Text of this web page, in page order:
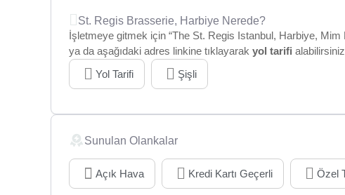
St. Regis Brasserie, Harbiye Nerede?
İşletmeye gitmek için “The St. Regis Istanbul, Harbiye,
ya da aşağıdaki adres linkine tıklayarak yol tarifi
Yol Tarifi
Şişli
Sunulan Olankalar
Açık Hava Kredi Kartı Geçerli Özel